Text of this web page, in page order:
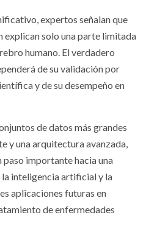
expertos señalan que
explican solo una parte limitada
humano. El verdadero
de su validación por
y de su desempeño en
de datos más grandes
y una arquitectura avanzada,
importante hacia una
inteligencia artificial y la
aplicaciones futuras en
de enfermedades